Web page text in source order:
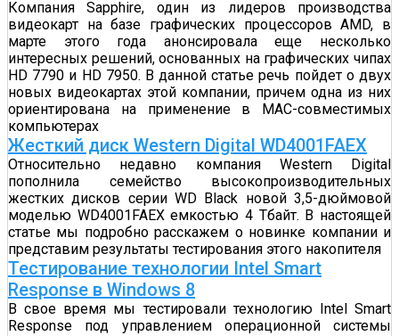
Компания Sapphire, один из лидеров производства
видеокарт на базе графических процессоров AMD, в
марте этого года анонсировала еще несколько
интересных решений, основанных на графических чипах
HD 7790 и HD 7950. В данной статье речь пойдет о двух
новых видеокартах этой компании, причем одна из них
ориентирована на применение в MAC-совместимых
компьютерах
Жесткий диск Western Digital WD4001FAEX
Относительно недавно компания Western Digital
пополнила семейство высокопроизводительных
жестких дисков серии WD Black новой 3,5-дюймовой
моделью WD4001FAEX емкостью 4 Тбайт. В настоящей
статье мы подробно расскажем о новинке компании и
представим результаты тестирования этого накопителя
Тестирование технологии Intel Smart
Response в Windows 8
В свое время мы тестировали технологию Intel Smart
Response под управлением операционной системы